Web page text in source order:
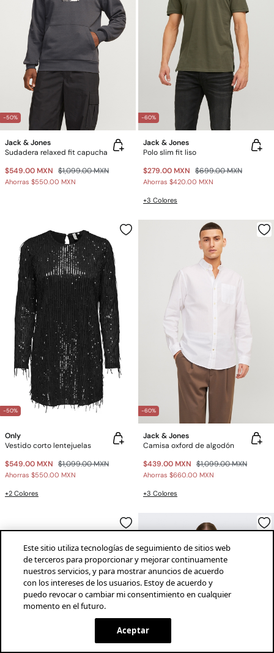
-50%
Jack & Jones
Sudadera relaxed fit capucha
$549.00 MXN $1,099.00 MXN
Ahorras $550.00 MXN
-60%
Jack & Jones
Polo slim fit liso
$279.00 MXN $699.00 MXN
Ahorras $420.00 MXN
+3 Colores
-50%
Only
Vestido corto lentejuelas
$549.00 MXN $1,099.00 MXN
Ahorras $550.00 MXN
+2 Colores
-60%
Jack & Jones
Camisa oxford de algodón
$439.00 MXN $1,099.00 MXN
Ahorras $660.00 MXN
+3 Colores
¡descarga la app!
Este sitio utiliza tecnologías de seguimiento de sitios web
de terceros para proporcionar y mejorar continuamente
nuestros servicios, y para mostrar anuncios de acuerdo
con los intereses de los usuarios. Estoy de acuerdo y
puedo revocar o cambiar mi consentimiento en cualquier
momento en el futuro.
Aceptar